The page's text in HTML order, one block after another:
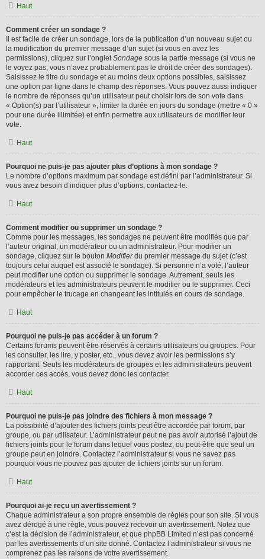
Haut
Comment créer un sondage ?
Il est facile de créer un sondage, lors de la publication d’un nouveau sujet ou
la modification du premier message d’un sujet (si vous en avez les
permissions), cliquez sur l’ongletSondage sous la partie message (si vous ne
le voyez pas, vous n’avez probablement pas le droit de créer des sondages).
Saisissez le titre du sondage et au moins deux options possibles, saisissez
une option par ligne dans le champ des réponses. Vous pouvez aussi indiquer
le nombre de réponses qu’un utilisateur peut choisir lors de son vote dans
« Option(s) par l’utilisateur », limiter la durée en jours du sondage (mettre « 0 »
pour une durée illimitée) et enfin permettre aux utilisateurs de modifier leur
vote.
Haut
Pourquoi ne puis-je pas ajouter plus d’options à mon sondage ?
Le nombre d’options maximum par sondage est défini par l’administrateur. Si
vous avez besoin d’indiquer plus d’options, contactez-le.
Haut
Comment modifier ou supprimer un sondage ?
Comme pour les messages, les sondages ne peuvent être modifiés que par
l’auteur original, un modérateur ou un administrateur. Pour modifier un
sondage, cliquez sur le bouton Modifierdu premier message du sujet (c’est
toujours celui auquel est associé le sondage). Si personne n’a voté, l’auteur
peut modifier une option ou supprimer le sondage. Autrement, seuls les
modérateurs et les administrateurs peuvent le modifier ou le supprimer. Ceci
pour empêcher le trucage en changeant les intitulés en cours de sondage.
Haut
Pourquoi ne puis-je pas accéder à un forum ?
Certains forums peuvent être réservés à certains utilisateurs ou groupes. Pour
les consulter, les lire, y poster, etc., vous devez avoir les permissions s’y
rapportant. Seuls les modérateurs de groupes et les administrateurs peuvent
accorder ces accès, vous devez donc les contacter.
Haut
Pourquoi ne puis-je pas joindre des fichiers à mon message ?
La possibilité d’ajouter des fichiers joints peut être accordée par forum, par
groupe, ou par utilisateur. L’administrateur peut ne pas avoir autorisé l’ajout de
fichiers joints pour le forum dans lequel vous postez, ou peut-être que seul un
groupe peut en joindre. Contactez l’administrateur si vous ne savez pas
pourquoi vous ne pouvez pas ajouter de fichiers joints sur un forum.
Haut
Pourquoi ai-je reçu un avertissement ?
Chaque administrateur a son propre ensemble de règles pour son site. Si vous
avez dérogé à une règle, vous pouvez recevoir un avertissement. Notez que
c’est la décision de l’administrateur, et que phpBB Limited n’est pas concerné
par les avertissements d’un site donné. Contactez l’administrateur si vous ne
comprenez pas les raisons de votre avertissement.